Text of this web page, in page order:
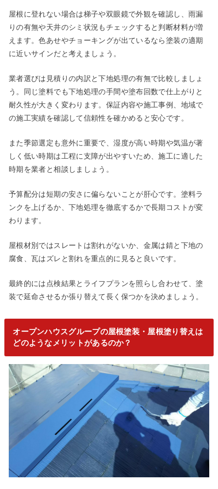
屋根に登れない場合は梯子や双眼鏡で外観を確認し、雨漏
りの有無や天井のシミ状況もチェックすると判断材料が増
えます。色あせやチョーキングが出ているなら塗装の適期
に近いサインだと考えましょう。
業者選びは見積りの内訳と下地処理の有無で比較しましょ
う。同じ塗料でも下地処理の手間や塗布回数で仕上がりと
耐久性が大きく変わります。保証内容や施工事例、地域で
の施工実績を確認して信頼性を確かめると安心です。
また季節選定も意外に重要で、湿度が高い時期や気温が著
しく低い時期は工程に支障が出やすいため、施工に適した
時期を業者と相談しましょう。
予算配分は短期の安さに偏らないことが肝心です。塗料ラ
ンクを上げるか、下地処理を徹底するかで長期コストが変
わります。
屋根材別ではスレートは割れがないか、金属は錆と下地の
腐食、瓦はズレと割れを重点的に見ると良いです。
最終的には点検結果とライフプランを照らし合わせて、塗
装で延命させるか張り替えて長く保つかを決めましょう。
オープンハウスグループの屋根塗装・屋根塗り替えは
どのようなメリットがあるのか？